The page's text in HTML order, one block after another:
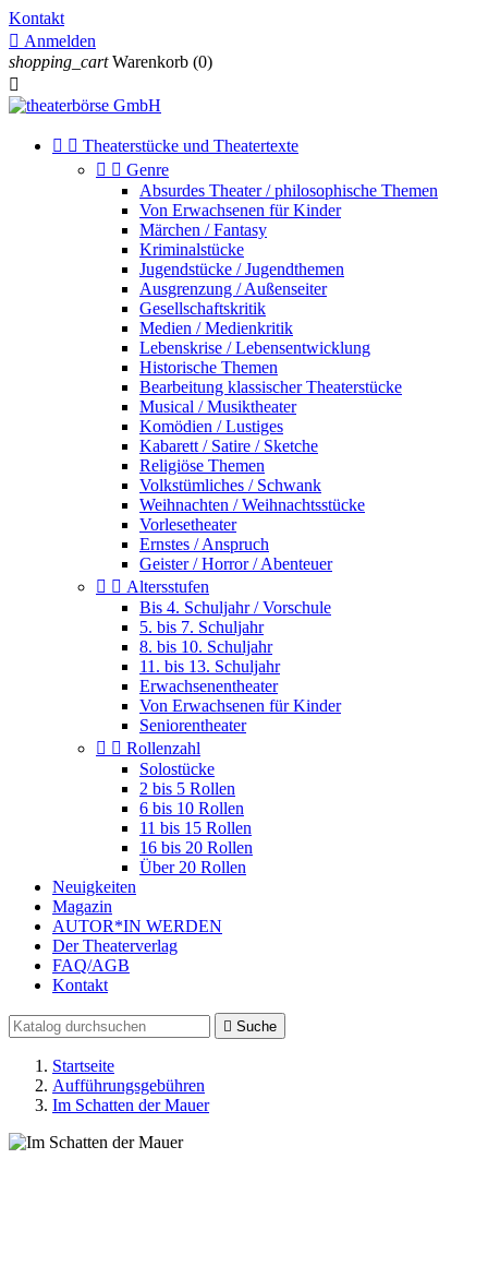
Kontakt
 Anmelden
shopping_cart Warenkorb (0)

  Theaterstücke und Theatertexte
  Genre
Absurdes Theater / philosophische Themen
Von Erwachsenen für Kinder
Märchen / Fantasy
Kriminalstücke
Jugendstücke / Jugendthemen
Ausgrenzung / Außenseiter
Gesellschaftskritik
Medien / Medienkritik
Lebenskrise / Lebensentwicklung
Historische Themen
Bearbeitung klassischer Theaterstücke
Musical / Musiktheater
Komödien / Lustiges
Kabarett / Satire / Sketche
Religiöse Themen
Volkstümliches / Schwank
Weihnachten / Weihnachtsstücke
Vorlesetheater
Ernstes / Anspruch
Geister / Horror / Abenteuer
  Altersstufen
Bis 4. Schuljahr / Vorschule
5. bis 7. Schuljahr
8. bis 10. Schuljahr
11. bis 13. Schuljahr
Erwachsenentheater
Von Erwachsenen für Kinder
Seniorentheater
  Rollenzahl
Solostücke
2 bis 5 Rollen
6 bis 10 Rollen
11 bis 15 Rollen
16 bis 20 Rollen
Über 20 Rollen
Neuigkeiten
Magazin
AUTOR*IN WERDEN
Der Theaterverlag
FAQ/AGB
Kontakt
 Suche
Startseite
Aufführungsgebühren
Im Schatten der Mauer